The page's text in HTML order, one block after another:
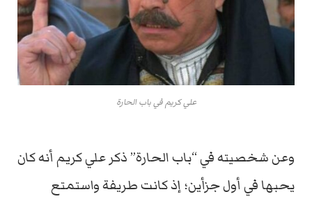
علي كريم في باب الحارة
وعن شخصیته في “باب الحارة” ذكر علي كریم أنه كان
یحبھا في أول جزأین؛ إذ كانت طریفة واستمتع